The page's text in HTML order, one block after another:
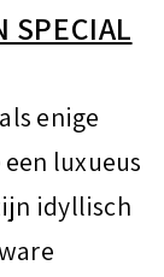
SPECIAL
enige
luxueus
idyllisch